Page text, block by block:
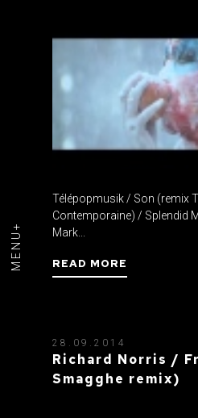
MENU+
Télépopmusik / Son (remix
Contemporaine) / Splendid
Mark...
READ MORE
28.09.2014
Richard Norris /
Smagghe remix)